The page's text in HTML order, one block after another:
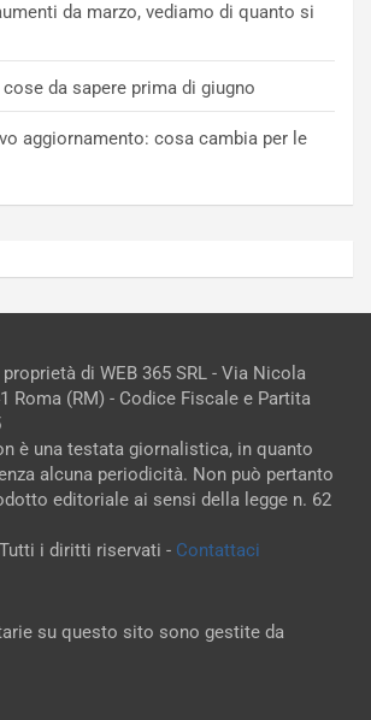
da marzo, vediamo di quanto si
da sapere prima di giugno
aggiornamento: cosa cambia per le
di WEB 365 SRL - Via Nicola
Roma (RM) - Codice Fiscale e Partita
è una testata giornalistica, in quanto
alcuna periodicità. Non può pertanto
editoriale ai sensi della legge n. 62
i diritti riservati - Contattaci
su questo sito sono gestite da